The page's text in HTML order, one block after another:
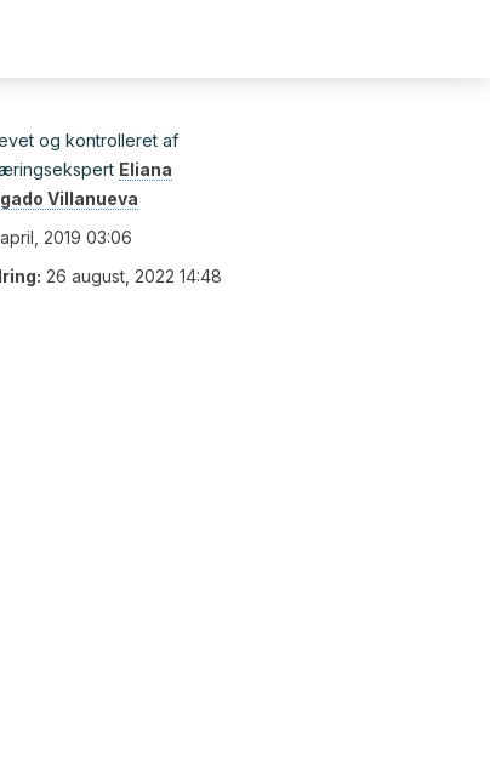
og kontrolleret af
Eliana
Villanueva
2019 03:06
26 august, 2022 14:48